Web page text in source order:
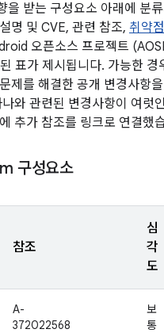
을 받는 구성요소 아래에 분
명 및 CVE, 관련 참조, 취약점
오픈소스 프로젝트
표가 제시됩니다. 가능한 경
제를 해결한 공개 변경사항
와 관련된 변경사항이 여럿
추가 참조를 링크로 연결했
구성요소
참조
심
각
도
A-
372022568
보
통